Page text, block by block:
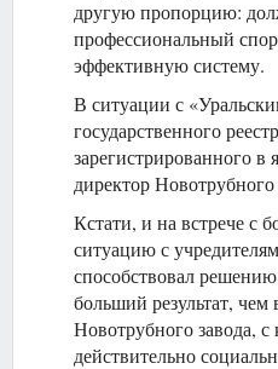
другую пропорцию:
профессиональный
эффективную систему.
В ситуации с
государственного
зарегистрированного
директор Новотрубного
Кстати, и на встрече с
ситуацию с
способствовал
больший результат,
Новотрубного завода,
действительно